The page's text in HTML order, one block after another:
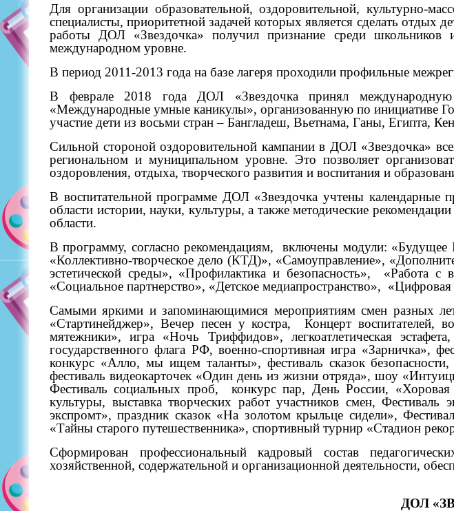
Для организации образовательной, оздоровительной, культурно-
специалисты, приоритетной задачей которых является сделать отдых
работы ДОЛ «Звездочка» получил признание среди
международном уровне.
В период 2011-2013 года на базе лагеря проходили профильные
В феврале 2018 года ДОЛ «Звездочка принял
«Международные умные каникулы», организованную по инициативе
участие дети из восьми стран – Бангладеш, Вьетнама, Ганы, Египта,
Сильной стороной оздоровительной кампании в ДОЛ «Звездочка»
региональном и муниципальном уровне. Это позволяет
оздоровления, отдыха, творческого развития и воспитания и
В воспитательной программе ДОЛ «Звездочка учтены
области истории, науки, культуры, а также методические
области.
В программу, согласно рекомендациям,
включены модули: «Будущее
«Коллективно-творческое дело (КТД)», «Самоуправление»,
эстетической среды», «Профилактика и безопасность»,
«Работа с
«Социальное партнерство», «Детское медиапространство», «Цифровая
Самыми яркими и запоминающимися мероприятиям смен разных лет
«Стартинейджер», Вечер песен у костра,
Концерт воспитателей,
мятежники», игра «Ночь Триффидов», легкоатлетическая
государственного флага РФ, военно-спортивная игра «Зарничка»,
конкурс «Алло, мы ищем таланты», фестиваль сказок
фестиваль видеокарточек «Один день из жизни отряда», шоу
Фестиваль социальных проб,
конкурс пар, День России,
культуры, выставка творческих работ участников смен,
экспромт», праздник сказок «На золотом крыльце сидели»,
«Тайны старого путешественника», спортивный турнир «Стадион
Сформирован профессиональный кадровый состав
хозяйственной, содержательной и организационной деятельности,
ДОЛ